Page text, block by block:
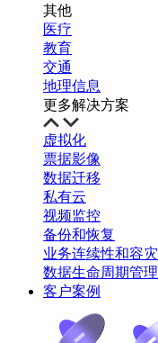
其他
医疗
教育
交通
地理信息
更多解决方案
虚拟化
票据影像
数据迁移
私有云
视频监控
备份和恢复
业务连续性和容灾
数据生命周期管理
客户案例